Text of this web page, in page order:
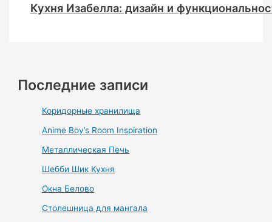
Кухня Изабелла: дизайн и
Последние записи
Коридорные хранилища
Anime Boy’s Room Inspiration
Металлическая Печь
Шебби Шик Кухня
Окна Белово
Столешница для мангала